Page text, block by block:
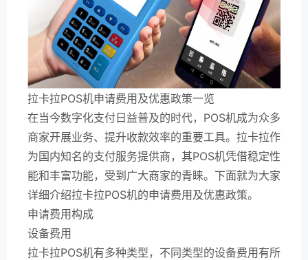
拉卡拉POS机申请费用及优惠政策一览
在当今数字化支付日益普及的时代，POS机成为众多
商家开展业务、提升收款效率的重要工具。拉卡拉作
为国内知名的支付服务提供商，其POS机凭借稳定性
能和丰富功能，受到广大商家的青睐。下面就为大家
详细介绍拉卡拉POS机的申请费用及优惠政策。
申请费用构成
设备费用
拉卡拉POS机有多种类型，不同类型的设备费用有所